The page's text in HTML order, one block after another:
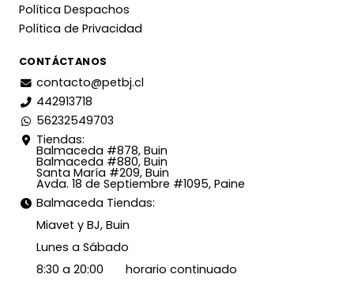
Política Despachos
Política de Privacidad
CONTÁCTANOS
contacto@petbj.cl
442913718
56232549703
Tiendas:
Balmaceda #878, Buin
Balmaceda #880, Buin
Santa María #209, Buin
Avda. 18 de Septiembre #1095, Paine
Balmaceda Tiendas:
Miavet y BJ, Buin
Lunes a Sábado
8:30 a 20:00 horario continuado